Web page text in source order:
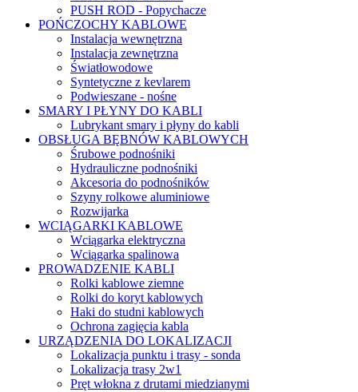
PUSH ROD - Popychacze
POŃCZOCHY KABLOWE
Instalacja wewnętrzna
Instalacja zewnętrzna
Światłowodowe
Syntetyczne z kevlarem
Podwieszane - nośne
SMARY I PŁYNY DO KABLI
Lubrykant smary i płyny do kabli
OBSŁUGA BĘBNÓW KABLOWYCH
Śrubowe podnośniki
Hydrauliczne podnośniki
Akcesoria do podnośników
Szyny rolkowe aluminiowe
Rozwijarka
WCIĄGARKI KABLOWE
Wciągarka elektryczna
Wciągarka spalinowa
PROWADZENIE KABLI
Rolki kablowe ziemne
Rolki do koryt kablowych
Haki do studni kablowych
Ochrona zagięcia kabla
URZĄDZENIA DO LOKALIZACJI
Lokalizacja punktu i trasy - sonda
Lokalizacja trasy 2w1
Pręt włokna z drutami miedzianymi